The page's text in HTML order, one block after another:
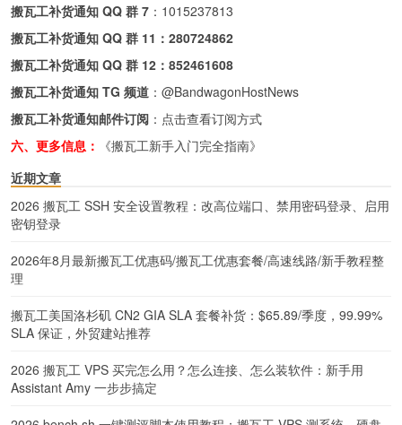
搬瓦工补货通知 QQ 群 7 ： 1015237813
搬瓦工补货通知 QQ 群 11： 280724862
搬瓦工补货通知 QQ 群 12： 852461608
搬瓦工补货通知 TG 频道 ： @BandwagonHostNews
搬瓦工补货通知邮件订阅 ： 点击查看订阅方式
六、更多信息：
《搬瓦工新手入门完全指南》
近期文章
2026 搬瓦工 SSH 安全设置教程：改高位端口、禁用密码登录、启用
密钥登录
2026年8月最新搬瓦工优惠码/搬瓦工优惠套餐/高速线路/新手教程整
理
搬瓦工美国洛杉矶 CN2 GIA SLA 套餐补货：$65.89/季度，99.99%
SLA 保证，外贸建站推荐
2026 搬瓦工 VPS 买完怎么用？怎么连接、怎么装软件：新手用
Assistant Amy 一步步搞定